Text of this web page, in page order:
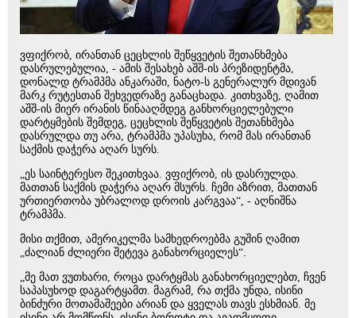
ვფიქრობ, ირანთან ცეცხლის შეწყვეტის შეთანხმება
დასრულებულია, - ამის შესახებ აშშ-ის პრეზიდენტმა,
დონალდ ტრამპმა ანკარაში, ნატო-ს გენერალურ მდივან
მარკ რუტესთან შეხვედრაზე განაცხადა. კითხვაზე, ღამით
აშშ-ის მიერ ირანის წინააღმდეგ განხორციელებული
დარტყმების შემდეგ, ცეცხლის შეწყვეტის შეთანხმება
დასრულდა თუ არა, ტრამპმა უპასუხა, რომ მას ირანთან
საქმის დაჭერა აღარ სურს.
„ეს საინტერესო შეკითხვაა. ვფიქრობ, ის დასრულდა.
მათთან საქმის დაჭერა აღარ მსურს. ჩემი აზრით, მათთან
ურთიერთობა უბრალოდ დროის კარგვაა“, - აღნიშნა
ტრამპმა.
მისი თქმით, ამერიკელმა სამხედროებმა გუშინ ღამით
„ძალიან ძლიერი შეტევა განახორციელეს“.
„მე მათ ვუთხარი, როცა დარტყმას განახორციელებთ, ჩვენ
საპასუხოდ დაგარტყამთ. მაგრამ, რა თქმა უნდა, ისინი
ბინძური მოთამაშეები არიან და ყველას თავს ესხმიან. მე